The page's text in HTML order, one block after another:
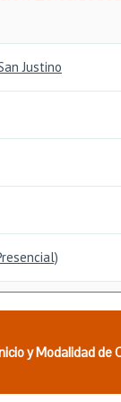
Justino
y Modalidad de